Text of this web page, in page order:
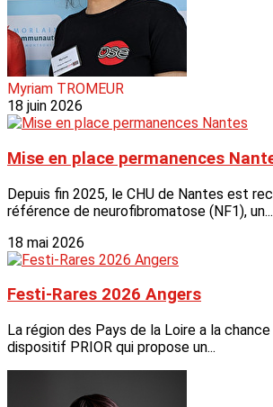
Myriam TROMEUR
18 juin 2026
Mise en place permanences
Depuis fin 2025, le CHU de Nantes est
référence de neurofibromatose (NF1), un...
18 mai 2026
Festi-Rares 2026 Angers
La région des Pays de la Loire a la
dispositif PRIOR qui propose un...